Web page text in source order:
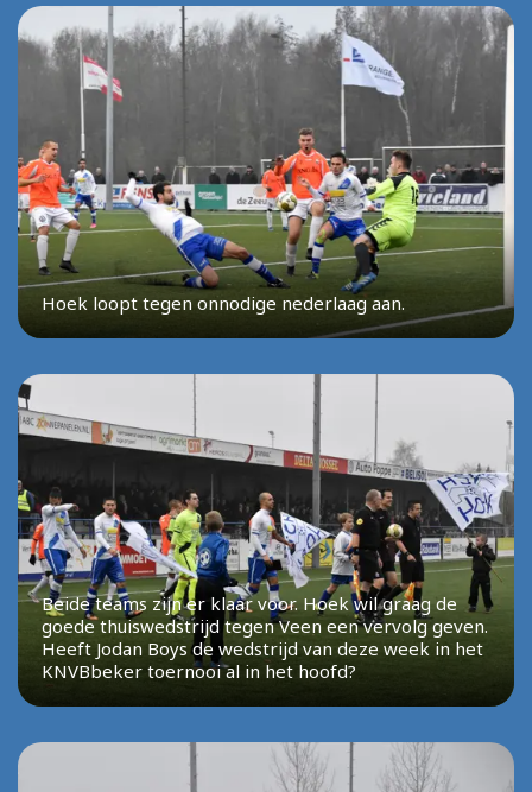
Hoek loopt tegen onnodige nederlaag aan.
Beide teams zijn er klaar voor. Hoek wil graag de
goede thuiswedstrijd tegen Veen een vervolg geven.
Heeft Jodan Boys de wedstrijd van deze week in het
KNVBbeker toernooi al in het hoofd?